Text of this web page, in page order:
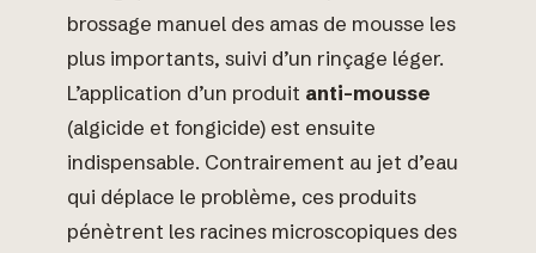
brossage manuel des amas de mousse les
plus importants, suivi d’un rinçage léger.
L’application d’un produit anti-mousse
(algicide et fongicide) est ensuite
indispensable. Contrairement au jet d’eau
qui déplace le problème, ces produits
pénètrent les racines microscopiques des